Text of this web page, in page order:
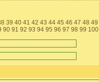
39 40 41 42 43 44 45 46 47 48 49
90 91 92 93 94 95 96 97 98 99 100